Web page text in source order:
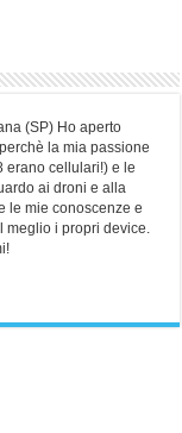
(SP) Ho aperto
la mia passione
erano cellulari!) e le
ai droni e alla
le mie conoscenze e
meglio i propri device.